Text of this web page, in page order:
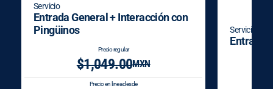
Servicio
Entrada General + Interacción con
Pingüinos
Precio regular
$1,049.00MXN
Precio en linea desde
Servicio
Entrada